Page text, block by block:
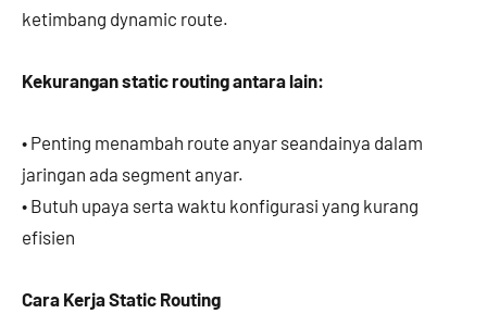
ketimbang dynamic route.
Kekurangan static routing antara lain:
• Penting menambah route anyar seandainya dalam
jaringan ada segment anyar.
• Butuh upaya serta waktu konfigurasi yang kurang
efisien
Cara Kerja Static Routing